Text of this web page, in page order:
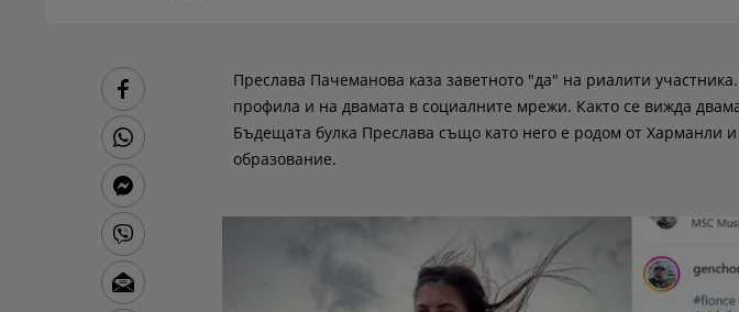
Преслава Пачеманова каза заветното "да" на риалити
профила и на двамата в социалните мрежи. Както се вижда
Бъдещата булка Преслава също като него е родом от Харманли и
образование.